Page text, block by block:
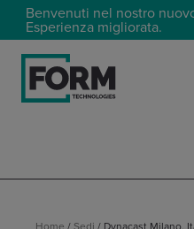
Benvenuti nel nostro
Esperienza migliorata.